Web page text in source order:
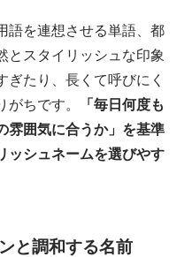
語を連想させる単語、都
とスタイリッシュな印象
ぎたり、長くて呼びにく
がちです。
「毎日何度も
雰囲気に合うか」を基準
ッシュネームを選びやす
と調和する名前